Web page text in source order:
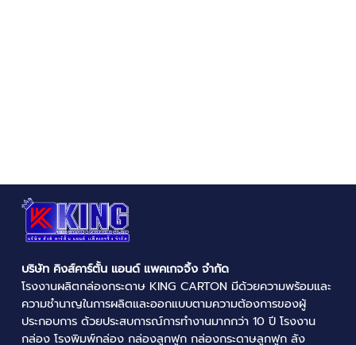
บริษัท คิงส์คาร์ตั้น แอนด์ แพคเกจจิ้ง จำกัด
โรงงานผลิตกล่องกระดาษKING CARTON มีด้วยความพร้อมและ
ความชำนาญในการผลิตและออกแบบตามความต้องการของผู้
ประกอบการ ด้วยประสบการณ์การทำงานมากกว่า 10 ปี โรงงาน
กล่อง โรงพิมพ์กล่อง กล่องลูกฟูก กล่องกระดาษลูกฟูก ลัง